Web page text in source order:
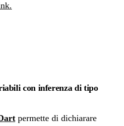
con inferenza di tipo
permette di dichiarare